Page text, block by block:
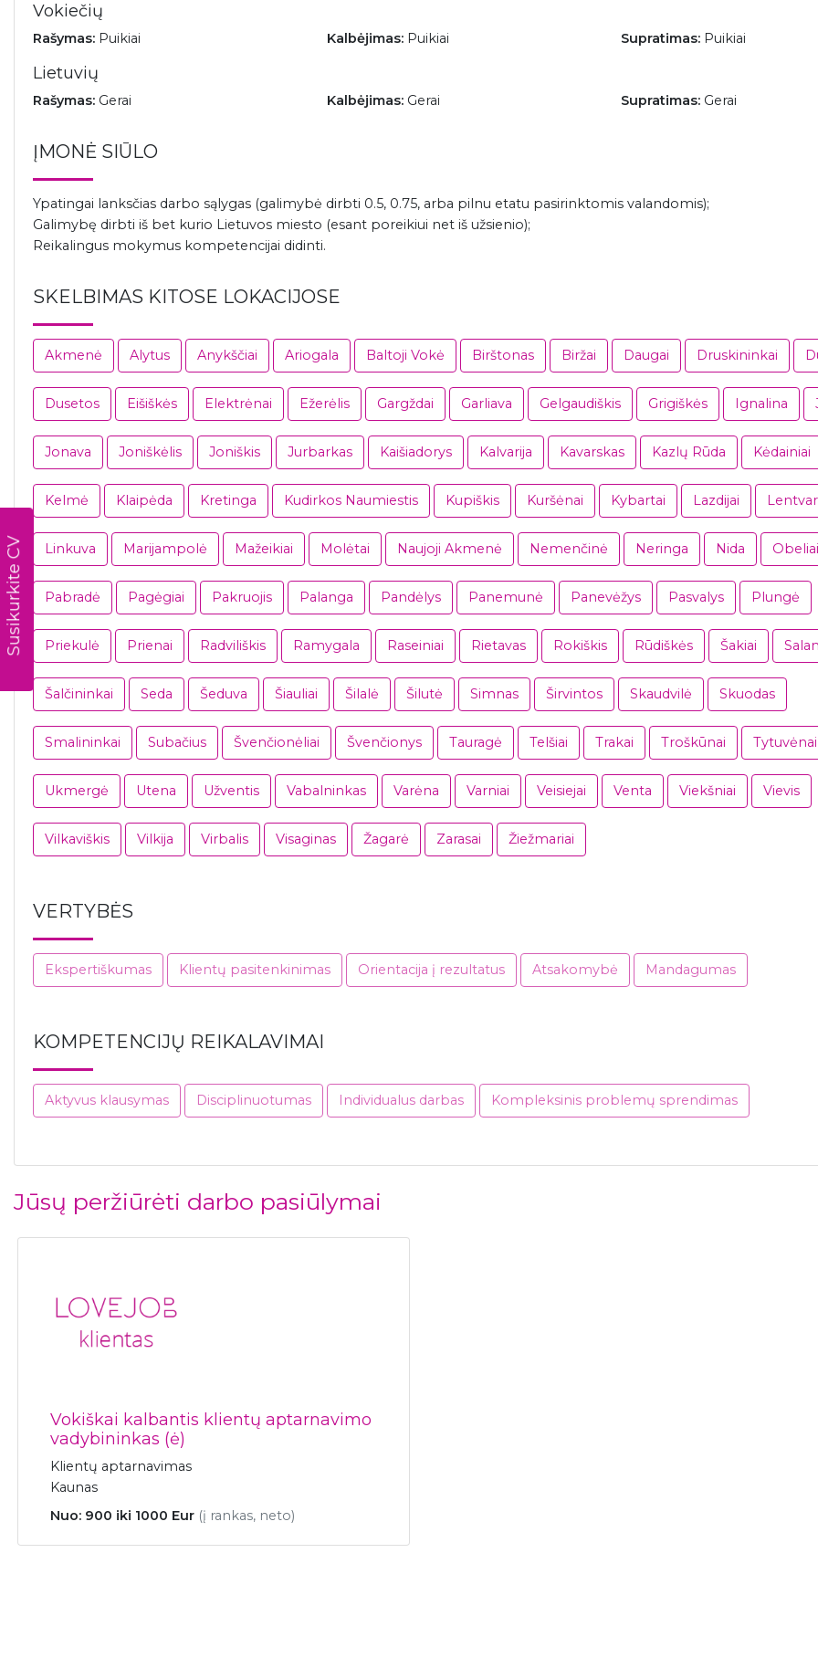
Susikurkite CV
Vokiečių
Rašymas: Puikiai Kalbėjimas:Puikiai Supratimas:Puikiai
Lietuvių
Rašymas: Gerai Kalbėjimas:Gerai Supratimas:Gerai
ĮMONĖ SIŪLO
Ypatingai lanksčias darbo sąlygas (galimybė dirbti 0.5, 0.75, arba pilnu etatu pasirinktomis valandomis);
Galimybę dirbti iš bet kurio Lietuvos miesto (esant poreikiui net iš užsienio);
Reikalingus mokymus kompetencijai didinti.
SKELBIMAS KITOSE LOKACIJOSE
Akmenė Alytus Anykščiai Ariogala Baltoji Vokė Birštonas Biržai Daugai Druskininkai
Dusetos Eišiškės Elektrėnai Ežerėlis Gargždai Garliava Gelgaudiškis Grigiškės Ignalina
Jonava Joniškėlis Joniškis Jurbarkas Kaišiadorys Kalvarija Kavarskas Kazlų Rūda Kėdainiai
Kelmė Klaipėda Kretinga Kudirkos Naumiestis Kupiškis Kuršėnai Kybartai Lazdijai
Linkuva Marijampolė Mažeikiai Molėtai Naujoji Akmenė Nemenčinė Neringa Nida Obeliai
Pabradė Pagėgiai Pakruojis Palanga Pandėlys Panemunė Panevėžys Pasvalys Plungė
Priekulė Prienai Radviliškis Ramygala Raseiniai Rietavas Rokiškis Rūdiškės Šakiai
Šalčininkai Seda Šeduva Šiauliai Šilalė Šilutė Simnas Širvintos Skaudvilė Skuodas
Smalininkai Subačius Švenčionėliai Švenčionys Tauragė Telšiai Trakai Troškūnai Tytuvėnai
Ukmergė Utena Užventis Vabalninkas Varėna Varniai Veisiejai Venta Viekšniai Vievis
Vilkaviškis Vilkija Virbalis Visaginas Žagarė Zarasai Žiežmariai
VERTYBĖS
Ekspertiškumas Klientų pasitenkinimas Orientacija į rezultatus Atsakomybė Mandagumas
KOMPETENCIJŲ REIKALAVIMAI
Aktyvus klausymas Disciplinuotumas Individualus darbas Kompleksinis problemų sprendimas
Jūsų peržiūrėti darbo pasiūlymai
Vokiškai kalbantis klientų aptarnavimo
vadybininkas (ė)
Klientų aptarnavimas
Kaunas
Nuo: 900 iki 1000 Eur (į rankas, neto)